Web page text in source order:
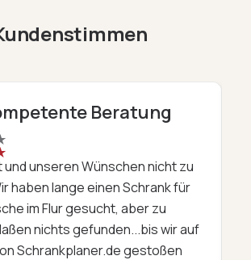
Beratung
und unseren Wünschen nicht zu
haben lange einen Schrank für
im Flur gesucht, aber zu
nichts gefunden...bis wir auf
Schrankplaner.de gestoßen